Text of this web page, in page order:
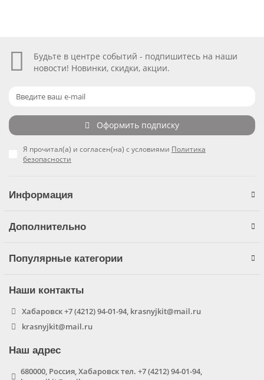
Будьте в центре событий - подпишитесь на наши
новости! Новинки, скидки, акции.
Оформить подписку
Я прочитал(а) и согласен(на) с условиями Политика
безопасности
Информация
Дополнительно
Популярные категории
Наши контакты
Хабаровск +7 (4212) 94-01-94, krasnyjkit@mail.ru
krasnyjkit@mail.ru
Наш адрес
680000, Россия, Хабаровск тел. +7 (4212) 94-01-94,